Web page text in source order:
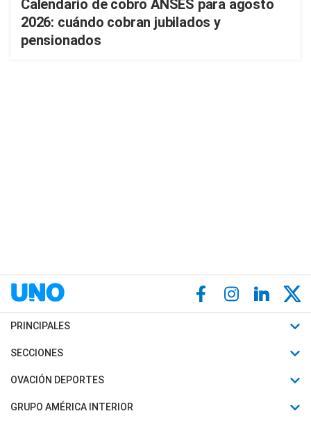
Calendario de cobro ANSES para agosto
2026: cuándo cobran jubilados y
pensionados
PRINCIPALES
Últimas Noticias
Política
SECCIONES
Horóscopo
Motores
OVACIÓN DEPORTES
Fútbol
GRUPO AMÉRICA INTERIOR